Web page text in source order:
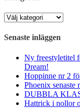
Kategorier
Senaste inläggen
Ny freestyletitel
Dream!
Hoppinne nr 2
Phoenix senaste
DUBBLA
Hattrick i nollor